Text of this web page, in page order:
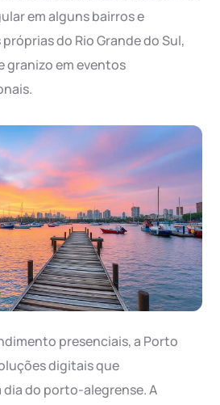
em alguns bairros e
do Rio Grande do Sul,
granizo em eventos
presenciais, a Porto
digitais que
dia do porto-alegrense. A